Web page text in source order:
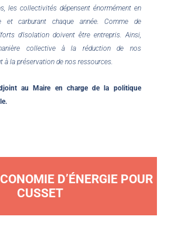
les collectivités dépensent énormément en
et carburant chaque année. Comme de
d’isolation doivent être entrepris. Ainsi,
collective à la réduction de nos
la préservation de nos ressources.
au Maire en charge de la politique
D’ÉNERGIE POUR
CUSSET